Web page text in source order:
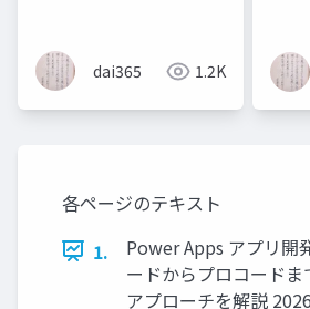
dai365 1.2K
各ページのテキスト
1.
Power Apps アプリ開
ードからプロコードま
アプローチを解説